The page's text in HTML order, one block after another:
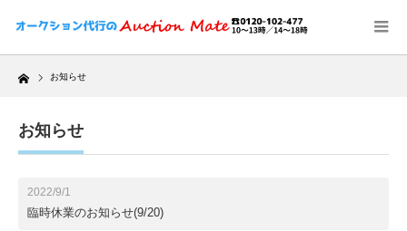
Home お知らせ
お知らせ
2022/9/1
臨時休業のお知らせ(9/20)